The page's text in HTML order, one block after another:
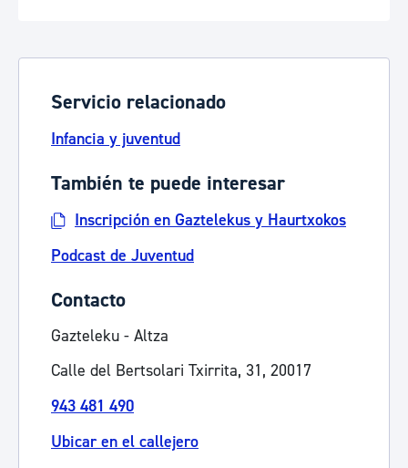
Servicio relacionado
Infancia y juventud
También te puede interesar
Inscripción en Gaztelekus y Haurtxokos
Podcast de Juventud
Contacto
Gazteleku - Altza
Calle del Bertsolari Txirrita, 31, 20017
943 481 490
Ubicar en el callejero